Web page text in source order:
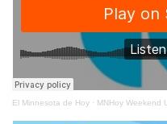
El Minnesota de Hoy · MNHoy Weekend